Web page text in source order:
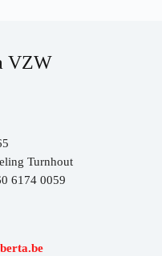
VZW
Turnhout
6174 0059